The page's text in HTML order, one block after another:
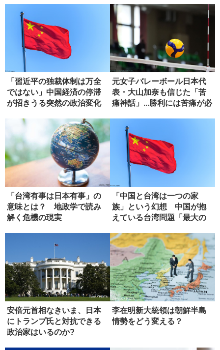
「習近平の独裁体制は万全
ではない」中国経済の停滞
が招きうる突然の政治変化
元女子バレーボール日本代
表・大山加奈も信じた「苦
痛神話」...勝利には苦痛が必
「台湾有事は日本有事」の
意味とは？ 地政学で読み
解く危機の現実
「中国と台湾は一つの家
族」という幻想 中国が抱
えている台湾問題「最大の
安倍元首相なきいま、日本
にトランプ氏と対抗できる
政治家はいるのか?
李在明新大統領は朝鮮半島
情勢をどう変える？